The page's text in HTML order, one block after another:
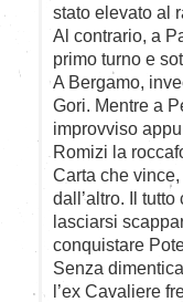
stato elevato al
Al contrario, a
primo turno e
A Bergamo,
Gori. Mentre a
improvviso
Romizi la
Carta che
dall’altro. Il
lasciarsi
conquistare
Senza
l’ex Cavaliere